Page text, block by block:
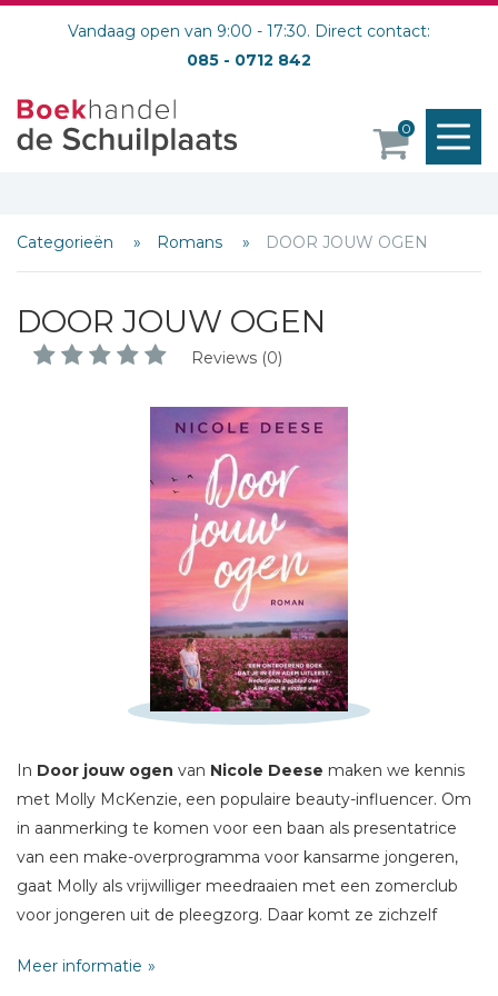
Vandaag open van 9:00 - 17:30. Direct contact:
085 - 0712 842
0
Categorieën Romans DOOR JOUW OGEN
DOOR JOUW OGEN
Reviews (0)
In Door jouw ogen van Nicole Deese maken we kennis
met Molly McKenzie, een populaire beauty-influencer. Om
in aanmerking te komen voor een baan als presentatrice
van een make-overprogramma voor kansarme jongeren,
gaat Molly als vrijwilliger meedraaien met een zomerclub
voor jongeren uit de pleegzorg. Daar komt ze zichzelf
deed in het leven, maar terwijl haar band met de kinderen
Meer informatie
Schrijf hieronder je review!